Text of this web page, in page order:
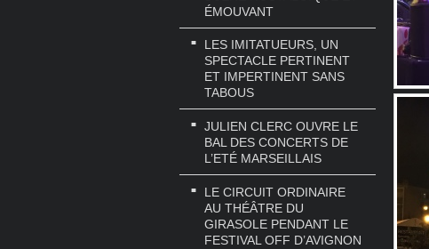
ÉMOUVANT
LES IMITATUEURS, UN
SPECTACLE PERTINENT
ET IMPERTINENT SANS
TABOUS
JULIEN CLERC OUVRE LE
BAL DES CONCERTS DE
L’ETÉ MARSEILLAIS
LE CIRCUIT ORDINAIRE
AU THÉÂTRE DU
GIRASOLE PENDANT LE
FESTIVAL OFF D’AVIGNON